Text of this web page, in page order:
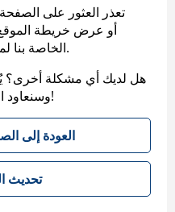
تعذر العثور على
الخاصة بنا لمساعدتك في العثور على ما تريد.
هل لديك أي مشكلة أخرى؟
وسنعاود التواصل معك. شكرًا على صبرك!
العودة إلى
تحديث الصفحة